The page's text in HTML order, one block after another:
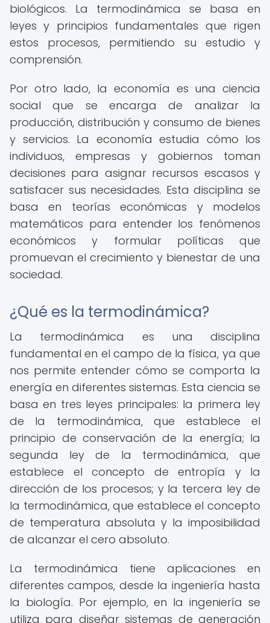
biológicos. La termodinámica se basa en
leyes y principios fundamentales que rigen
estos procesos, permitiendo su estudio y
comprensión.
Por otro lado, la economía es una ciencia
social que se encarga de analizar la
producción, distribución y consumo de bienes
y servicios. La economía estudia cómo los
individuos, empresas y gobiernos toman
decisiones para asignar recursos escasos y
satisfacer sus necesidades. Esta disciplina se
basa en teorías económicas y modelos
matemáticos para entender los fenómenos
económicos y formular políticas que
promuevan el crecimiento y bienestar de una
sociedad.
¿Qué es la termodinámica?
La termodinámica es una disciplina
fundamental en el campo de la física, ya que
nos permite entender cómo se comporta la
energía en diferentes sistemas. Esta ciencia se
basa en tres leyes principales: la primera ley
de la termodinámica, que establece el
principio de conservación de la energía; la
segunda ley de la termodinámica, que
establece el concepto de entropía y la
dirección de los procesos; y la tercera ley de
la termodinámica, que establece el concepto
de temperatura absoluta y la imposibilidad
de alcanzar el cero absoluto.
La termodinámica tiene aplicaciones en
diferentes campos, desde la ingeniería hasta
la biología. Por ejemplo, en la ingeniería se
utiliza para diseñar sistemas de generación